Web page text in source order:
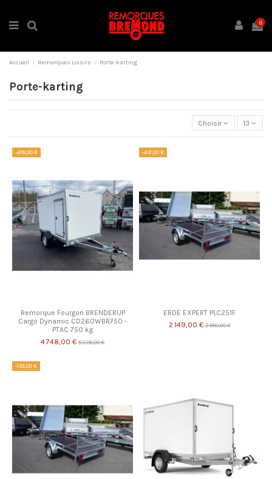
0
Accueil Remorques Loisirs Porte-karting
Porte-karting
Choisir 13
-478,00 €
Remorque Fourgon BRENDERUP
Cargo Dynamic CD260WBR750 -
PTAC 750 kg
4 748,00 € 5 226,00 €
-431,00 €
ERDE EXPERT PLC251F
2 149,00 €2 580,00 €
-135,00 €